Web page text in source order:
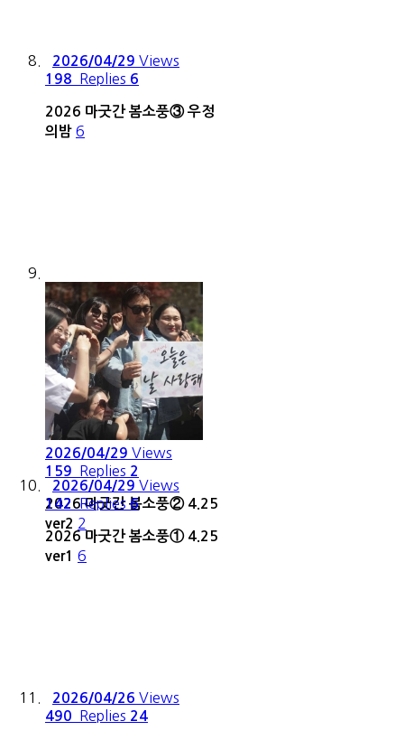
2026/04/29 Views
198 Replies 6
2026 마굿간 봄소풍③ 우정
의밤 6
2026/04/29 Views
159 Replies 2
2026 마굿간 봄소풍② 4.25
ver2 2
2026/04/29 Views
142 Replies6
2026 마굿간 봄소풍① 4.25
ver1
6
2026/04/26 Views
490 Replies 24